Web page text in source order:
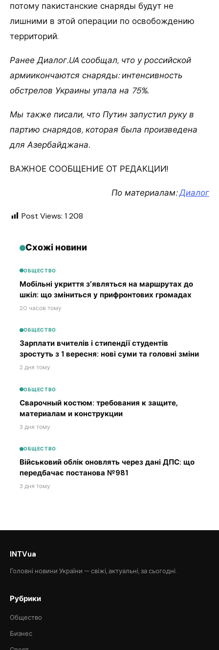
потому пакистанские снаряды будут не
лишними в этой операции по освобождению
территорий.
Ранее Диалог.UA сообщал, что у российской
армиикончаются снаряды: интенсивность
обстрелов Украины упала на 75%.
Мы также писали, что Путин запустил руку в
партию снарядов, которая была произведена
для Азербайджана.
ВАЖНОЕ СООБЩЕНИЕ ОТ РЕДАКЦИИ!
По материалам:Диалог
Post Views: 1 208
Схожі новини
ОБЩЕСТВО
Мобільні укриття з’являться на маршрутах до
шкіл: що зміниться у прифронтових громадах
20 часов тому
ОБЩЕСТВО
Зарплати вчителів і стипендії студентів
зростуть з 1 вересня: нові суми та головні зміни
2 дня тому
ОБЩЕСТВО
Сварочный костюм: требования к защите,
материалам и конструкции
3 дня тому
ОБЩЕСТВО
Військовий облік оновлять через дані ДПС: що
передбачає постанова №981
3 дня тому
INTVua
Головні новини України — свіжі, актуальні, за сьогодні.
Рубрики
Общество
Бизнес